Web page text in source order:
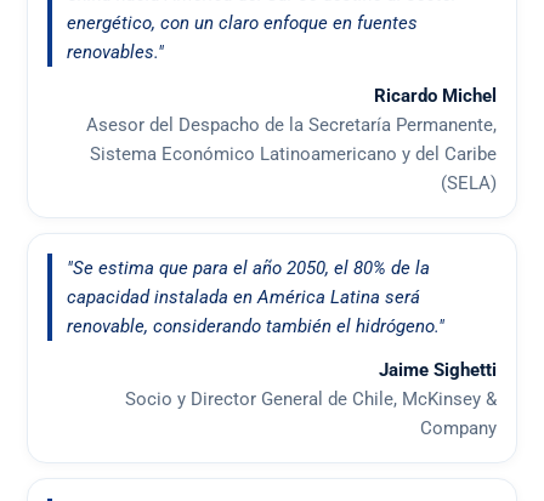
energético, con un claro enfoque en fuentes
renovables."
Ricardo Michel
Asesor del Despacho de la Secretaría Permanente,
Sistema Económico Latinoamericano y del Caribe
(SELA)
"Se estima que para el año 2050, el 80% de la
capacidad instalada en América Latina será
renovable, considerando también el hidrógeno."
Jaime Sighetti
Socio y Director General de Chile, McKinsey &
Company